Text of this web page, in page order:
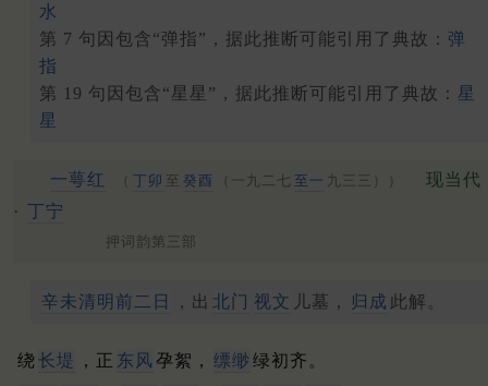
水
第 7 句因包含“弹指”，据此推断可能引用了典故： 弹
指
第 19 句因包含“星星”，据此推断可能引用了典故： 星
星
一萼红 （ 丁卯 至 癸酉 （一九二七 至一 九三三））
现当代
· 丁宁
押词韵第三部
辛未清明前二日 ，出 北门 视文 儿墓， 归成 此解。
绕 长堤 ，正 东风 孕絮， 缥缈绿初齐。